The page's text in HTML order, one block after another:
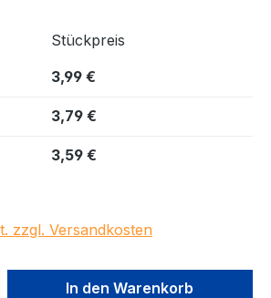
Stückpreis
3,99 €
3,79 €
3,59 €
zzgl. Versandkosten
Gib den
In den Warenkorb